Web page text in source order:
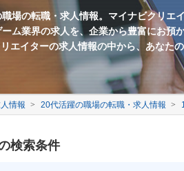
場の転職・求人情報。マイナビクリエ
ム業界の求人を、企業から豊富にお預
エイターの求人情報の中から、あなた
情報 20代活躍の職場の転職・求人情報
検索条件
映像クリエイター
ゲームディレクター
ゲームシナリオライター
完全週休二日制
退職金あり
韓国語を活かす